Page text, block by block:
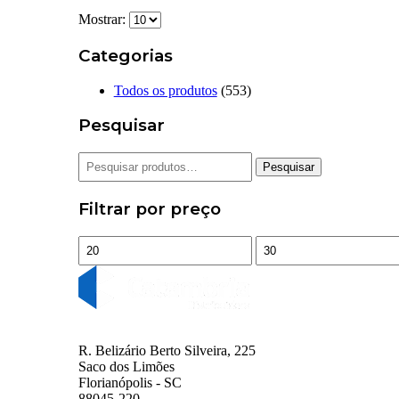
Mostrar:
Categorias
Todos os produtos (553)
Pesquisar
Pesquisar
por:
Pesquisar
Filtrar por preço
Preço
mínimo
Preço
máximo
R. Belizário Berto Silveira, 225
Saco dos Limões
Florianópolis - SC